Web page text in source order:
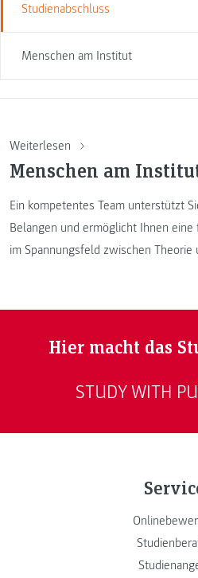
Studienabschluss
Menschen am Institut
Weiterlesen
Menschen am
Ein kompetentes Team unterstützt
Belangen und ermöglicht Ihnen
im Spannungsfeld zwischen Theorie
Hier macht das
STUDY WITH